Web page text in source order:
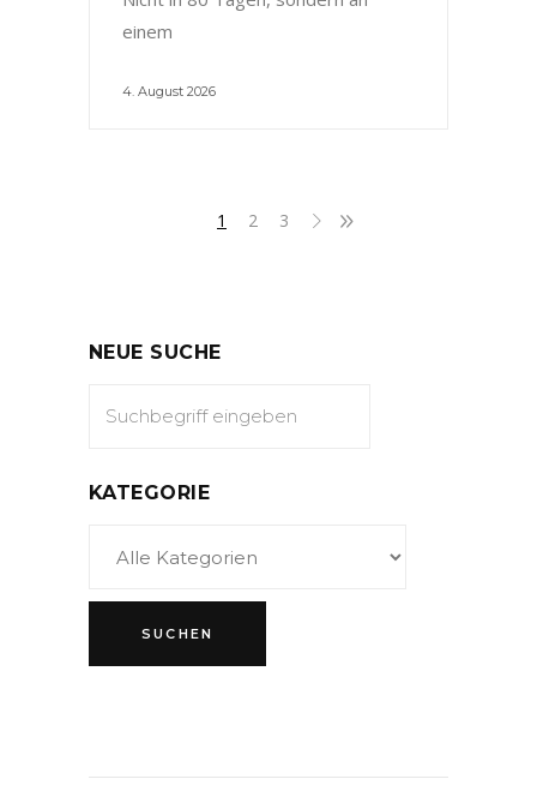
einem
4. August 2026
1 2 3
NEUE SUCHE
KATEGORIE